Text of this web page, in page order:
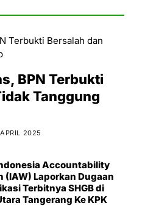
BPN Terbukti
Tanggung
2025
Accountability
(IAW) Laporkan Dugaan
Terbitnya SHGB di
Tangerang Ke KPK